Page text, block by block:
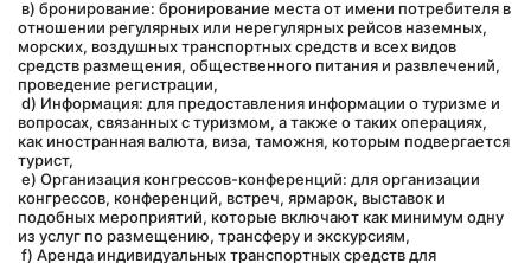
отношении регулярных или нерегулярных рейсов наземных,
морских, воздушных транспортных средств и всех видов
средств размещения, общественного питания и развлечений,
проведение регистрации,
вопросах, связанных с туризмом, а также о таких операциях,
как иностранная валюта, виза, таможня, которым подвергается
турист,
конгрессов, конференций, встреч, ярмарок, выставок и
подобных мероприятий, которые включают как минимум одну
из услуг по размещению, трансферу и экскурсиям,